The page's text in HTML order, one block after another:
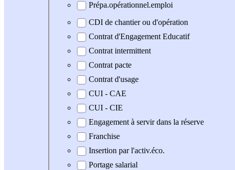
Prépa.opérationnel.emploi
CDI de chantier ou d'opération
Contrat d'Engagement Educatif
Contrat intermittent
Contrat pacte
Contrat d'usage
CUI - CAE
CUI - CIE
Engagement à servir dans la réserve
Franchise
Insertion par l'activ.éco.
Portage salarial